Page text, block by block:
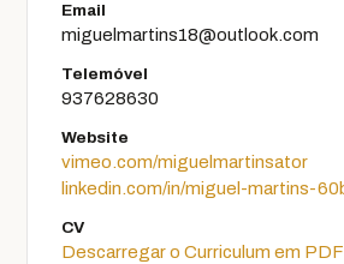
Email
miguelmartins18@outlook.com
Telemóvel
937628630
Website
vimeo.com/miguelmartinsator
linkedin.com/in/miguel-martins-
CV
Descarregar o Curriculum em PDF